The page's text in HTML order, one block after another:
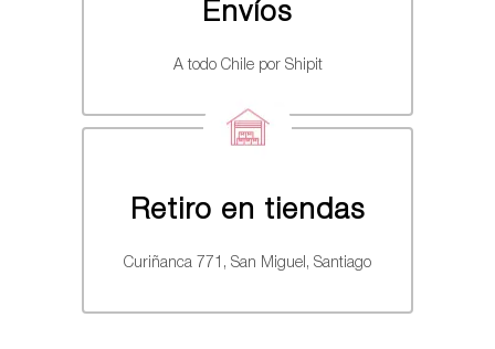
Envíos
A todo Chile por Shipit
Retiro en tiendas
Curiñanca 771, San Miguel, Santiago